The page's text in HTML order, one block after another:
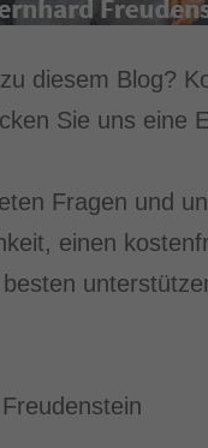
diesem Blog?
Sie uns eine
Fragen und
einen